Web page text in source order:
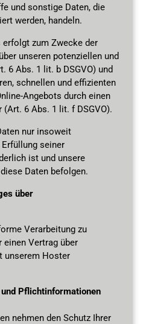
und sonstige Daten, die
werden, handeln.
zum Zwecke der
unseren potenziellen und
6 Abs. 1 lit. b DSGVO) und
schnellen und effizienten
Angebots durch einen
6 Abs. 1 lit. f DSGVO).
nur insoweit
seiner
ist und unsere
Daten befolgen.
über
Verarbeitung zu
einen Vertrag über
unserem Hoster
Pflichtinformationen
nehmen den Schutz Ihrer